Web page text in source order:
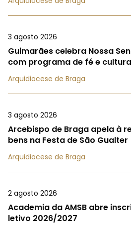
3 agosto 2026
Guimarães celebra Nossa
com programa de fé e cultura
Arquidiocese de Braga
3 agosto 2026
Arcebispo de Braga apela à
bens na Festa de São Gualter
Arquidiocese de Braga
2 agosto 2026
Academia da AMSB abre
letivo 2026/2027